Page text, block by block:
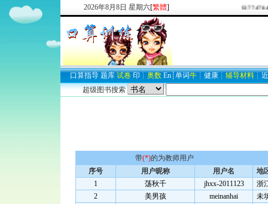
2026年8月 8日 星期六[繁體] 2937747849
口算指导 题库 试卷 印 ┊ 奥数 En ┊ 单词牛 ┊ 健康 ┊ 辅导材料 ┊
超级图书搜索
带(*)的为教师用户
序号
用户昵称 用户名
地
1
荡秋千 jhxx-2011123
浙
2
美男孩 meinanhai
未